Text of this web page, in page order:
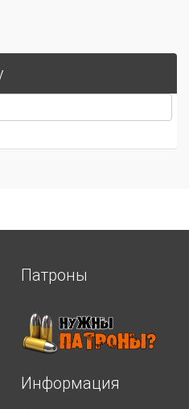
Патроны
Информация